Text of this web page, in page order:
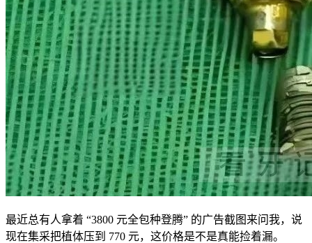
最近总有人拿着 “3800 元全包种登腾” 的广告截图来问我，说
现在集采把植体压到 770 元，这价格是不是真能捡着漏。